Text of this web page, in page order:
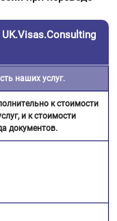
наших услуг.
к стоимости
и к стоимости
документов.